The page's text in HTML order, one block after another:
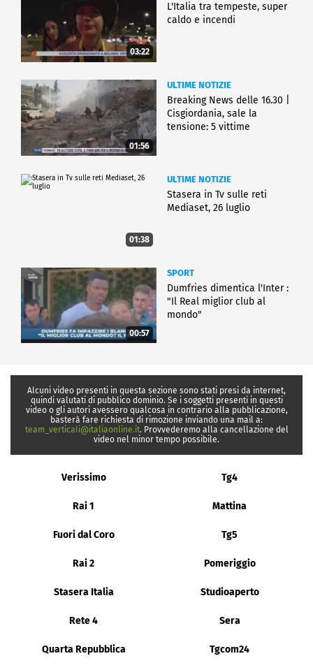
03:22
L'Italia tra tempeste, super
caldo e incendi
01:56
ULTIME NOTIZIE
Breaking News delle 16.30 |
Cisgiordania, sale la
tensione: 5 vittime
01:38
ULTIME NOTIZIE
Stasera in Tv sulle reti
Mediaset, 26 luglio
00:57
SPORT
Dumfries dimentica l'Inter :
"Il Real miglior club al
mondo"
Alcuni video presenti in questa sezione sono stati presi da internet,
quindi valutati di pubblico dominio. Se i soggetti presenti in questi
video o gli autori avessero qualcosa in contrario alla pubblicazione,
basterà fare richiesta di rimozione inviando una mail a:
team_verticali@italiaonline.it. Provvederemo alla cancellazione del
video nel minor tempo possibile.
Verissimo Tg4
Rai 1 Mattina
Fuori dal Coro Tg5
Rai 2 Pomeriggio
Stasera Italia Studioaperto
Rete 4 Sera
Quarta Repubblica Tgcom24